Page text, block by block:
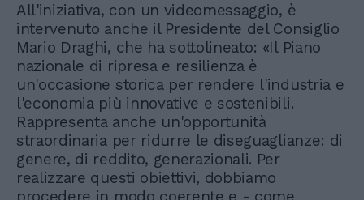
All'iniziativa, con un videomessaggio, è
intervenuto anche il Presidente del Consiglio
Mario Draghi, che ha sottolineato: «Il Piano
nazionale di ripresa e resilienza è
un'occasione storica per rendere l'industria e
l'economia più innovative e sostenibili.
Rappresenta anche un'opportunità
straordinaria per ridurre le diseguaglianze: di
genere, di reddito, generazionali. Per
realizzare questi obiettivi, dobbiamo